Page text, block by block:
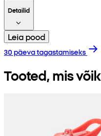
Detailid
Leia pood
30 päeva tagastamiseks
Tooted, mis